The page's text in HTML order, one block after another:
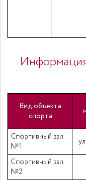
Вид объекта
спорта
Спортивный зал
№1
Спортивный зал
№2